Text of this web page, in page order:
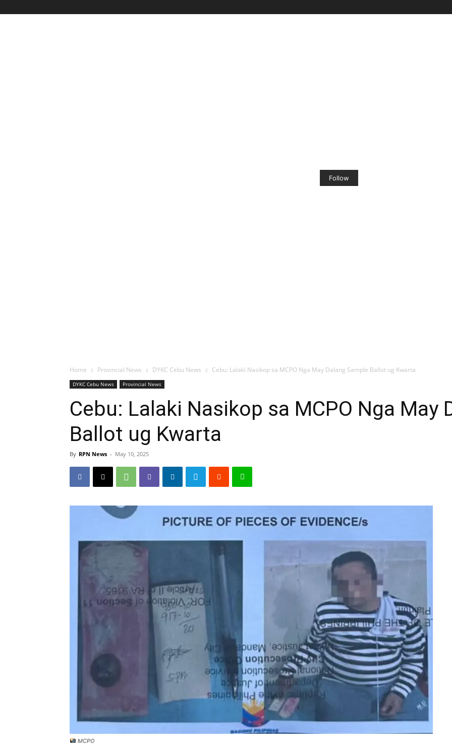
Home Provincial News DYKC Cebu News Cebu: Lalaki Nasikop sa MCPO Nga May Dalang Sample Ballot ug Kwarta
DYKC Cebu News Provincial News
Cebu: Lalaki Nasikop sa MCPO Nga May
Ballot ug Kwarta
By RPN News - May 10, 2025
MCPO